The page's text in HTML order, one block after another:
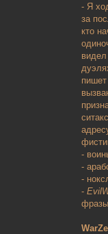
- Я
за
кто
-
-
-
-